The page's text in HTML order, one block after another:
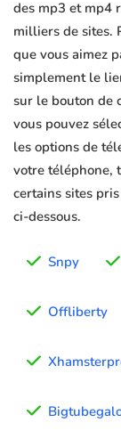
des mp3 et mp4
milliers de sites.
que vous aimez
simplement le
sur le bouton de
vous pouvez
les options de
votre téléphone,
certains sites
ci-dessous.
Snpy
Offliberty